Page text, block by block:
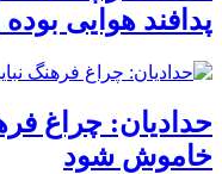
پدافند هوایی
حدادیان: چراغ
خاموش شود